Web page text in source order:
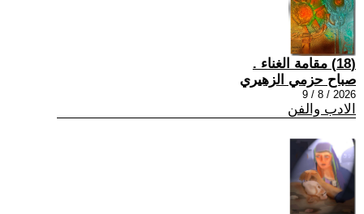
(18) مقامة الغناء .
صباح حزمي الزهيري
2026 / 8 / 9
الادب والفن